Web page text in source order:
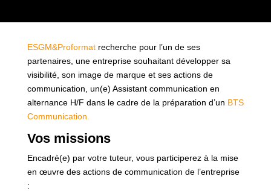
ESGM&Proformatrecherche pour l’un de ses
partenaires, une entreprise souhaitant développer sa
visibilité, son image de marque et ses actions de
communication, un(e) Assistant communication en
alternance H/F dans le cadre de la préparation d’un BTS
Communication.
Vos missions
Encadré(e) par votre tuteur, vous participerez à la mise
en œuvre des actions de communication de l’entreprise
: